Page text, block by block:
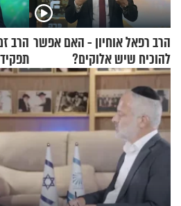
הרב רפאל אוחיון - האם אפשר
להוכיח שיש אלוקים?
הרב